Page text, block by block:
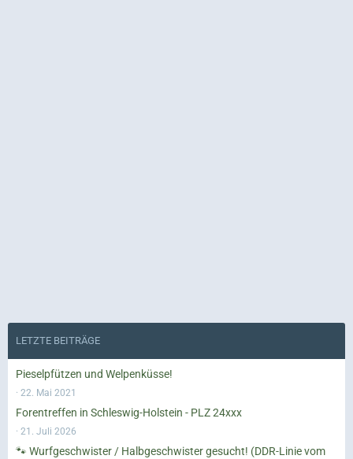
LETZTE BEITRÄGE
Pieselpfützen und Welpenküsse!
22. Mai 2021
Forentreffen in Schleswig-Holstein - PLZ 24xxx
21. Juli 2026
🐾 Wurfgeschwister / Halbgeschwister gesucht! (DDR-Linie vom